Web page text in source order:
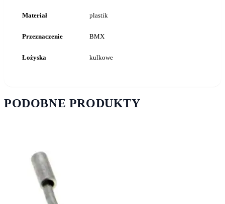
Materiał plastik
Przeznaczenie BMX
Łożyska kulkowe
PODOBNE PRODUKTY